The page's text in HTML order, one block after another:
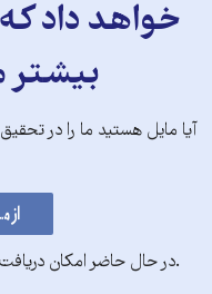
خواهد داد
بیشتر
آیا مایل هستید ما را در
.در حال حاضر امکان